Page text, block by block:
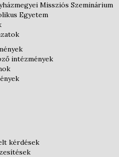
Missziós Szeminárium
Egyetem
intézmények
kérdések